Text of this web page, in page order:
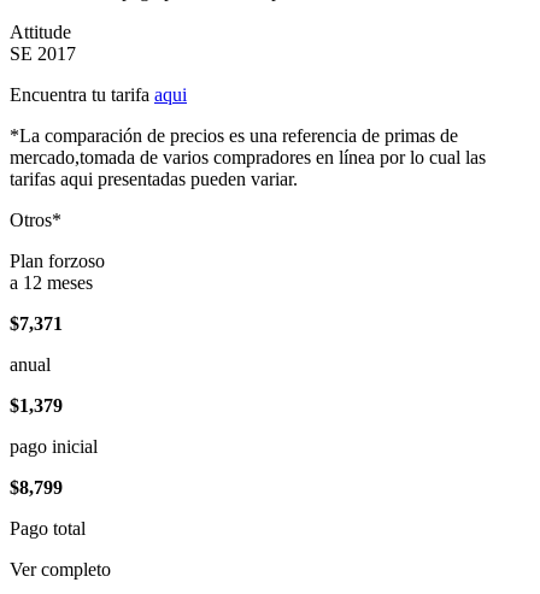
Attitude
SE 2017
Encuentra tu tarifa aqui
*La comparación de precios es una referencia de primas de
mercado,tomada de varios compradores en línea por lo cual las
tarifas aqui presentadas pueden variar.
Otros*
Plan forzoso
a 12 meses
$7,371
anual
$1,379
pago inicial
$8,799
Pago total
Ver completo